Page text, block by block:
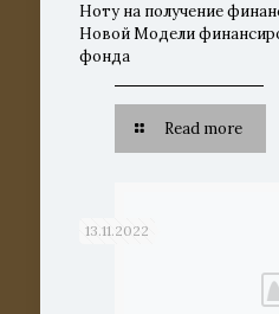
Ноту на получение
Новой Модели
фонда
Read more
13.11.2022